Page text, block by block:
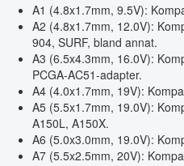
A1 (4.8x1.7mm, 9.5V):
A2 (4.8x1.7mm, 12.0V):
904, SURF, bland annat.
A3 (6.5x4.3mm, 16.0V):
PCGA-AC51-adapter.
A4 (4.0x1.7mm, 19V):
A5 (5.5x1.7mm, 19.0V):
A150L, A150X.
A6 (5.0x3.0mm, 19.0V):
A7 (5.5x2.5mm, 20V):